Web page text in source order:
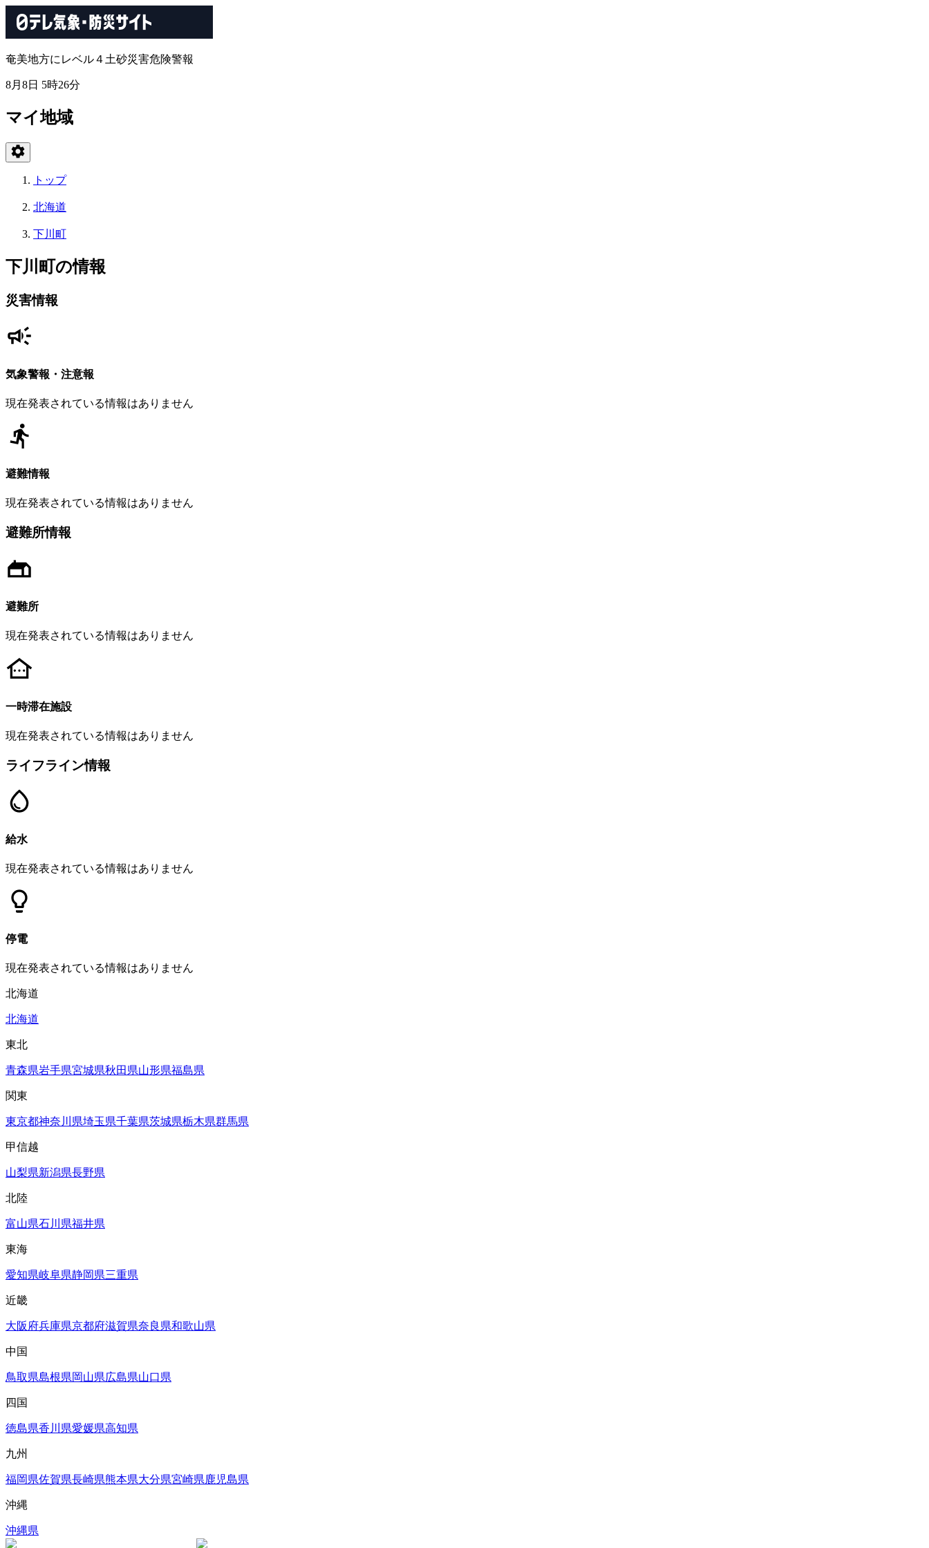
奄美地方にレベル４土砂災害危険警報
8月8日 5時26分
マイ地域
トップ
北海道
下川町
下川町の情報
災害情報
気象警報・注意報
現在発表されている情報はありません
避難情報
現在発表されている情報はありません
避難所情報
避難所
現在発表されている情報はありません
一時滞在施設
現在発表されている情報はありません
ライフライン情報
給水
現在発表されている情報はありません
停電
現在発表されている情報はありません
北海道
北海道
東北
青森県岩手県宮城県秋田県山形県福島県
関東
東京都神奈川県埼玉県千葉県茨城県栃木県群馬県
甲信越
山梨県新潟県長野県
北陸
富山県石川県福井県
東海
愛知県岐阜県静岡県三重県
近畿
大阪府兵庫県京都府滋賀県奈良県和歌山県
中国
鳥取県島根県岡山県広島県山口県
四国
徳島県香川県愛媛県高知県
九州
福岡県佐賀県長崎県熊本県大分県宮崎県鹿児島県
沖縄
沖縄県